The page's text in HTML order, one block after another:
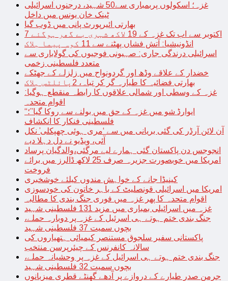
غزہ؛ اسکولوں پربمباری سے50 شہید، درجنوں اسرائیلی
ٹینک خان یونس میں داخل
بھارتی ائیرپورٹ پانی میں ڈوب گیا
7 اکتوبر سے اب تک غزہ کے 19 لاکھ شہری بے گھر ہوگئے
انڈونیشیا: آتش فشاں پھٹنے سے 11 کوہ پیما ہلاک
اسرائیلی درندگی جاری: صہیونی فوجیوں کی گولاباری سے
متعدد فلسطینی زخمی
خضدار کے علاقے وڈھ اور گردونواح میں زلزلے کے جھٹکے
بھارتی فضائیہ کا طیارہ گر کر تباہ، 2پائلٹس ہلاک
غزہ کے وسطی اور شمالی علاقوں کا رابطہ منقطع ہوگیا:
اقوام متحدہ
“ایوارڈ شو میں غزہ کے حق میں بولنے سے روکا گیا”؛
فلسطینی فنکار کا انکشاف
آن لائن آرڈر کی گئی بریانی میں سے ‘مری ہوئی چھپکلی’ نکل
آئی، ویڈیو نے دل دہلا دیے
انجوجس دن پاکستان گئی ہمارے لیے مرگئی،والدگیان پرساد
امریکا میں خوبصورت جزیرہ صرف 25 لاکھ ڈالرز میں برائے
فروخت
کینیڈا جانے کے خواہش مندوں کیلئے خوشخبری
امریکا میں اسرائیلی قونصلیٹ کے باہر خاتون کی خودسوزی
اقوام متحدہ کا پھر غزہ میں فوری جنگ بندی کا مطالبہ
غزہ میں اسرائیلی بمباری میں مزید 131 فلسطینی شہید
جنگ بندی ختم ہوتے ہی اسرئیل کے غزہ پر دوبارہ حملے،
بچوں سمیت 37 فلسطینی شہید
پاکستانی سفیر سلجوق مستنصر کیمیائی ہتھیاروں کی
سالانہ کانفرنس کے چیئرپرسن منتخب
جنگ بندی ختم ہوتے ہی اسرائیل کے غزہ پر وحشیانہ حملے،
بچوں سمیت 32 فلسطینی شہید
جرمن صدر طیارے کے دروازے پر آدھے گھنٹے قطری میزبانوں